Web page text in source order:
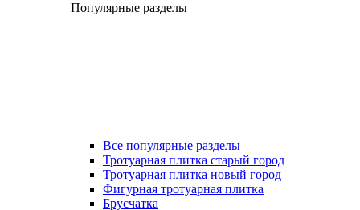
Популярные разделы
Все популярные разделы
Тротуарная плитка старый город
Тротуарная плитка новый город
Фигурная тротуарная плитка
Брусчатка